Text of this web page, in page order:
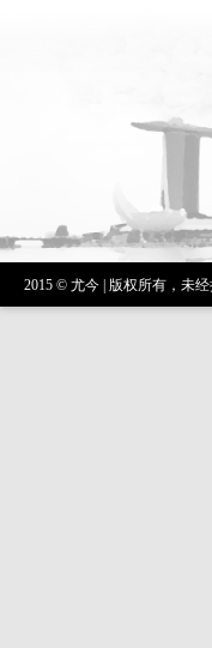
2015 © 尤今 | 版权所有，未经